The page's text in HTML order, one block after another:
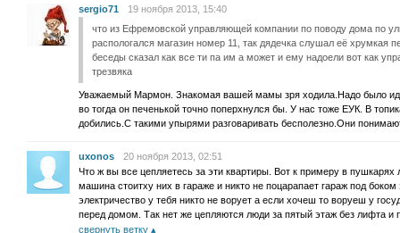
sergio71
19 ноября 2013, 15:40
что из Ефремовской управляющей компании по поводу дома по
распологался магазин номер 11, так дядечка слушал её хрумкая
беседы сказал как все ти па им а может и ему надоели вот как
трезвяка
Уважаемый Мармон. Знакомая вашей мамы зря ходила.Надо было
во тогда он печенькой точно поперхнулся бы. У нас тоже ЕУК. В
добились.С такими упырями разговаривать бесполезно.Они
uxonos
20 ноября 2013, 02:51
Что ж вы все цепляетесь за эти квартиры. Вот к примеру в
машина стоитху них в гараже и никто не поцарапает гараж под
электричество у тебя никто не ворует а если хочеш то воруеш у
перед домом. Так нет же цепляются люди за пятый этаж без лифта и
свернуть ветку